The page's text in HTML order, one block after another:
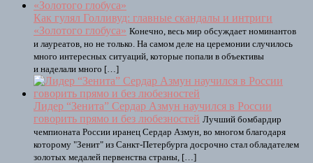
Как гулял Голливуд: главные скандалы и интриги
«Золотого глобуса» Конечно, весь мир обсуждает номинантов
и лауреатов, но не только. На самом деле на церемонии случилось
много интересных ситуаций, которые попали в объективы
и наделали много […]
Лидер “Зенита” Сердар Азмун научился в России
говорить прямо и без любезностей Лучший бомбардир
чемпионата России иранец Сердар Азмун, во многом благодаря
которому "Зенит" из Санкт-Петербурга досрочно стал обладателем
золотых медалей первенства страны, […]